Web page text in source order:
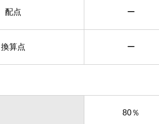
配点 ー
換算点 ー
80％